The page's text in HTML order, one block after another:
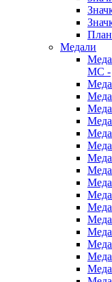
Медали
МС -